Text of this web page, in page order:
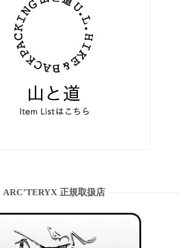
ARC’TERYX 正規取扱店